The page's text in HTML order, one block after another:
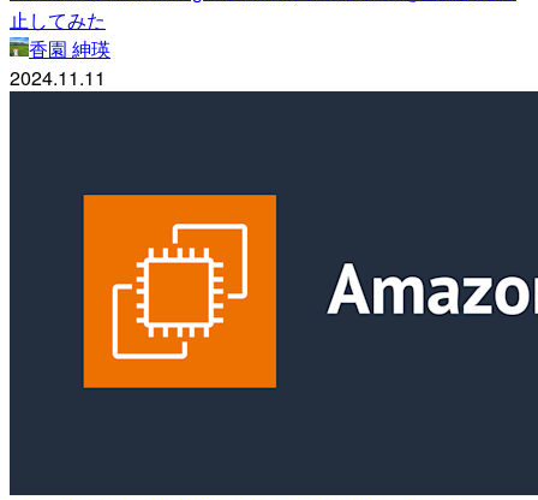
止してみた
香園 紳瑛
2024.11.11